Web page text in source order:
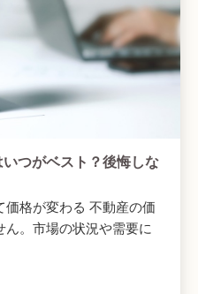
つがベスト？後悔しな
格が変わる 不動産の価
。市場の状況や需要に